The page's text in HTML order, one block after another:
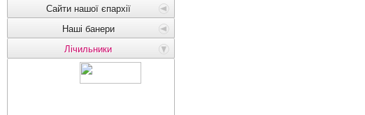
Сайти нашої єпархії
Наші банери
Лічильники